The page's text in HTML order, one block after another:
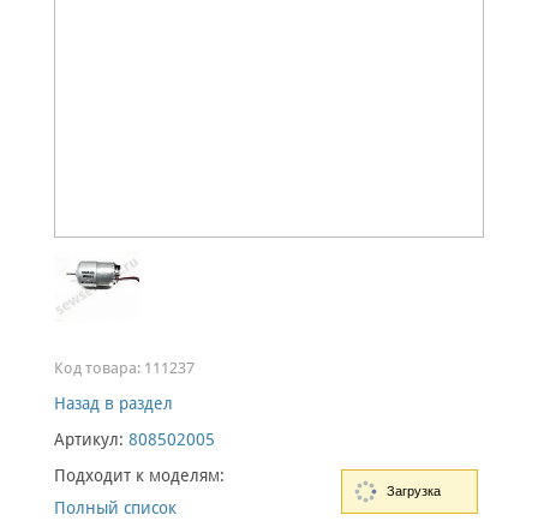
Код товара: 111237
Назад в раздел
Артикул: 808502005
Подходит к моделям:
Полный список
Загрузка